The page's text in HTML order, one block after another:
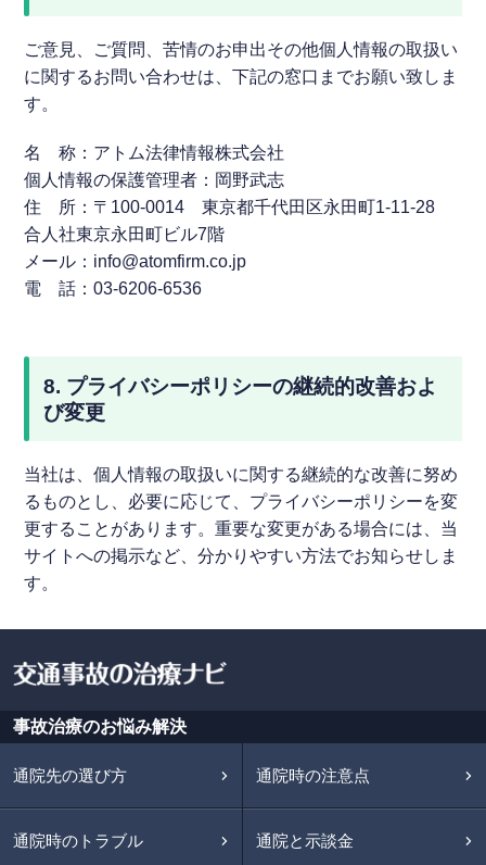
ご意見、ご質問、苦情のお申出その他個人情報の取扱い
に関するお問い合わせは、下記の窓口までお願い致しま
す。
名 称：アトム法律情報株式会社
個人情報の保護管理者：岡野武志
住 所：〒100-0014 東京都千代田区永田町1-11-28
合人社東京永田町ビル7階
メール：info@atomfirm.co.jp
電 話：03-6206-6536
8. プライバシーポリシーの継続的改善およ
び変更
当社は、個人情報の取扱いに関する継続的な改善に努め
るものとし、必要に応じて、プライバシーポリシーを変
更することがあります。重要な変更がある場合には、当
サイトへの掲示など、分かりやすい方法でお知らせしま
す。
事故治療のお悩み解決
通院先の選び方 通院時の注意点
通院時のトラブル 通院と示談金